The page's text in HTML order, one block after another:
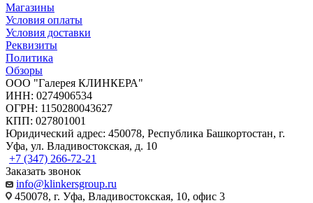
Магазины
Условия оплаты
Условия доставки
Реквизиты
Политика
Обзоры
ООО "Галерея КЛИНКЕРА"
ИНН: 0274906534
ОГРН: 1150280043627
КПП: 027801001
Юридический адрес: 450078, Республика Башкортостан, г.
Уфа, ул. Владивостокская, д. 10
+7 (347) 266-72-21
Заказать звонок
info@klinkersgroup.ru
450078, г. Уфа, Владивостокская, 10, офис 3